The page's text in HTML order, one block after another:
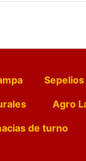
Sepelios
Agro
de turno